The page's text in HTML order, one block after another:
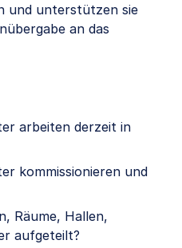
und unterstützen sie
an das
arbeiten derzeit in
kommissionieren und
Räume, Hallen,
aufgeteilt?